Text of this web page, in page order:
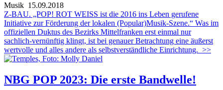
Musik 15.09.2018
Z-BAU. „POP! ROT WEISS ist die 2016 ins Leben gerufene
Initiative zur Förderung der lokalen (Popular)Musik-Szene.“ Was im
offiziellen Duktus des Bezirks Mittelfranken erst einmal nur
sachlich-vernünftig klingt, ist bei genauer Betrachtung eine äußerst
wertvolle und alles andere als selbstverständliche Einrichtung. >>
NBG POP 2023: Die erste Bandwelle!